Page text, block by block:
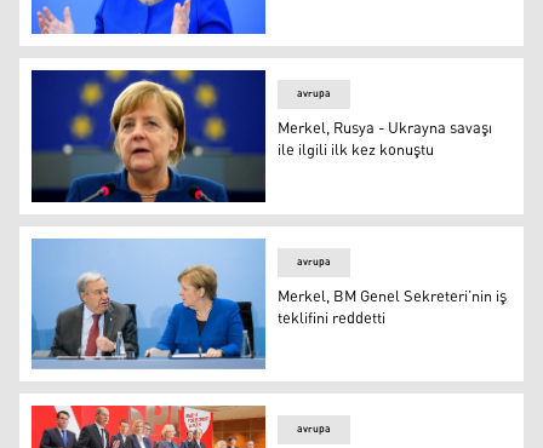
Merkel: Putin'in sözleri ciddiye alınmalı
Merkel, Rusya - Ukrayna savaşı ile ilgili ilk kez konuştu
avrupa
Merkel, Rusya - Ukrayna savaşı
ile ilgili ilk kez konuştu
Merkel, BM Genel Sekreteri’nin iş teklifini reddetti
avrupa
Merkel, BM Genel Sekreteri’nin iş
teklifini reddetti
avrupa